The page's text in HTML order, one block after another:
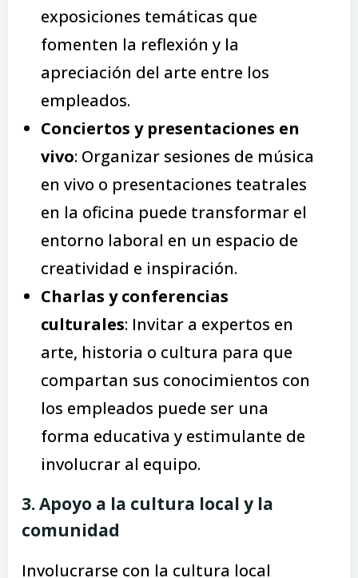
exposiciones temáticas que
fomenten la reflexión y la
apreciación del arte entre los
empleados.
Conciertos y presentaciones en
vivo: Organizar sesiones de música
en vivo o presentaciones teatrales
en la oficina puede transformar el
entorno laboral en un espacio de
creatividad e inspiración.
Charlas y conferencias
culturales: Invitar a expertos en
arte, historia o cultura para que
compartan sus conocimientos con
los empleados puede ser una
forma educativa y estimulante de
involucrar al equipo.
3. Apoyo a la cultura local y la
comunidad
Involucrarse con la cultura local